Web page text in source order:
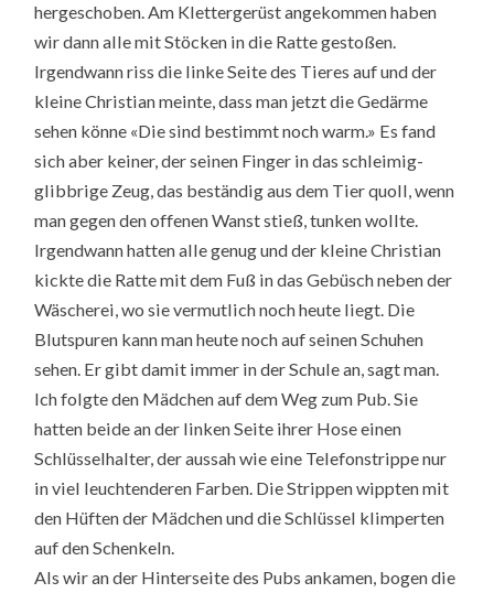
hergeschoben. Am Klettergerüst angekommen haben
wir dann alle mit Stöcken in die Ratte gestoßen.
Irgendwann riss die linke Seite des Tieres auf und der
kleine Christian meinte, dass man jetzt die Gedärme
sehen könne «Die sind bestimmt noch warm.» Es fand
sich aber keiner, der seinen Finger in das schleimig-
glibbrige Zeug, das beständig aus dem Tier quoll, wenn
man gegen den offenen Wanst stieß, tunken wollte.
Irgendwann hatten alle genug und der kleine Christian
kickte die Ratte mit dem Fuß in das Gebüsch neben der
Wäscherei, wo sie vermutlich noch heute liegt. Die
Blutspuren kann man heute noch auf seinen Schuhen
sehen. Er gibt damit immer in der Schule an, sagt man.
Ich folgte den Mädchen auf dem Weg zum Pub. Sie
hatten beide an der linken Seite ihrer Hose einen
Schlüsselhalter, der aussah wie eine Telefonstrippe nur
in viel leuchtenderen Farben. Die Strippen wippten mit
den Hüften der Mädchen und die Schlüssel klimperten
auf den Schenkeln.
Als wir an der Hinterseite des Pubs ankamen, bogen die